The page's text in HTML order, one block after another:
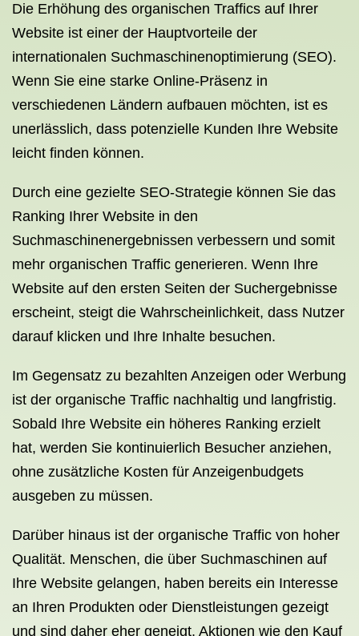
Die Erhöhung des organischen Traffics auf Ihrer
Website ist einer der Hauptvorteile der
internationalen Suchmaschinenoptimierung (SEO).
Wenn Sie eine starke Online-Präsenz in
verschiedenen Ländern aufbauen möchten, ist es
unerlässlich, dass potenzielle Kunden Ihre Website
leicht finden können.
Durch eine gezielte SEO-Strategie können Sie das
Ranking Ihrer Website in den
Suchmaschinenergebnissen verbessern und somit
mehr organischen Traffic generieren. Wenn Ihre
Website auf den ersten Seiten der Suchergebnisse
erscheint, steigt die Wahrscheinlichkeit, dass Nutzer
darauf klicken und Ihre Inhalte besuchen.
Im Gegensatz zu bezahlten Anzeigen oder Werbung
ist der organische Traffic nachhaltig und langfristig.
Sobald Ihre Website ein höheres Ranking erzielt
hat, werden Sie kontinuierlich Besucher anziehen,
ohne zusätzliche Kosten für Anzeigenbudgets
ausgeben zu müssen.
Darüber hinaus ist der organische Traffic von hoher
Qualität. Menschen, die über Suchmaschinen auf
Ihre Website gelangen, haben bereits ein Interesse
an Ihren Produkten oder Dienstleistungen gezeigt
und sind daher eher geneigt, Aktionen wie den Kauf